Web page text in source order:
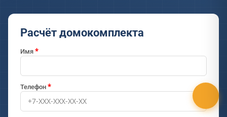
Расчёт домокомплекта
Имя
Телефон